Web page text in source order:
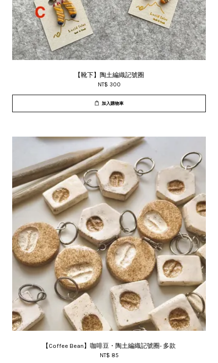
【靴下】陶土編織記號圈
NT$ 300
加入購物車
【Coffee Bean】咖啡豆・陶土編織記號圈- 多款
NT$ 85